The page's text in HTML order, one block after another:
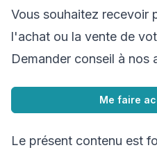
Vous souhaitez recevoir
l'achat ou la vente de
Demander conseil à nos
Me faire
Le présent contenu est